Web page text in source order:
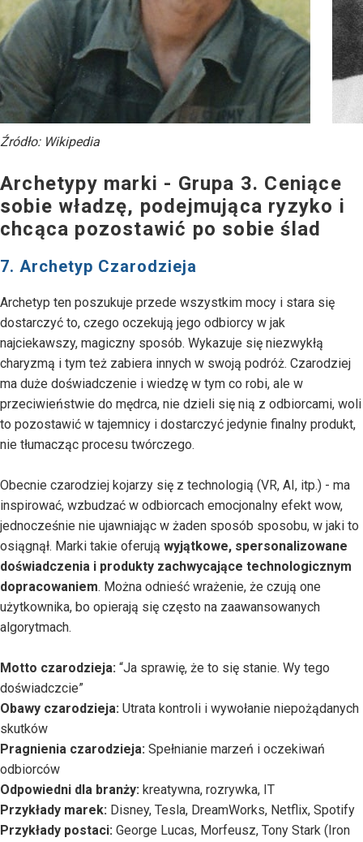
Źródło: Wikipedia
Archetypy marki - Grupa 3. Ceniące
sobie władzę, podejmująca ryzyko i
chcąca pozostawić po sobie ślad
7. Archetyp Czarodzieja
Archetyp ten poszukuje przede wszystkim mocy i stara się
dostarczyć to, czego oczekują jego odbiorcy w jak
najciekawszy, magiczny sposób. Wykazuje się niezwykłą
charyzmą i tym też zabiera innych w swoją podróż. Czarodziej
ma duże doświadczenie i wiedzę w tym co robi, ale w
przeciwieństwie do mędrca, nie dzieli się nią z odbiorcami, woli
to pozostawić w tajemnicy i dostarczyć jedynie finalny produkt,
nie tłumacząc procesu twórczego.
Obecnie czarodziej kojarzy się z technologią (VR, AI, itp.) - ma
inspirować, wzbudzać w odbiorcach emocjonalny efekt wow,
jednocześnie nie ujawniając w żaden sposób sposobu, w jaki to
osiągnął. Marki takie oferują wyjątkowe, spersonalizowane
doświadczenia i produkty zachwycające technologicznym
dopracowaniem. Można odnieść wrażenie, że czują one
użytkownika, bo opierają się często na zaawansowanych
algorytmach.
Motto czarodzieja: “Ja sprawię, że to się stanie. Wy tego
doświadczcie”
Obawy czarodzieja: Utrata kontroli i wywołanie niepożądanych
skutków
Pragnienia czarodzieja: Spełnianie marzeń i oczekiwań
odbiorców
Odpowiedni dla branży: kreatywna, rozrywka, IT
Przykłady marek: Disney, Tesla, DreamWorks, Netflix, Spotify
Przykłady postaci: George Lucas, Morfeusz, Tony Stark (Iron